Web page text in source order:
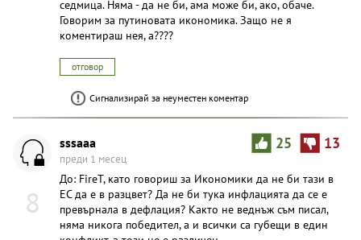
седмица. Няма - да не би, ама може би, ако, обаче.
Говорим за путиновата икономика. Защо не я
коментираш нея, а????
отговор
Сигнализирай за неуместен коментар
8
25 13
sssaaa
преди 1 месец
До: FireT, като говориш за Икономики да не би тази в
ЕС да е в разцвет? Да не би тука инфлацията да се е
превърнала в дефлация? Както не веднъж съм писал,
няма никога победител, а и всички са губещи в един